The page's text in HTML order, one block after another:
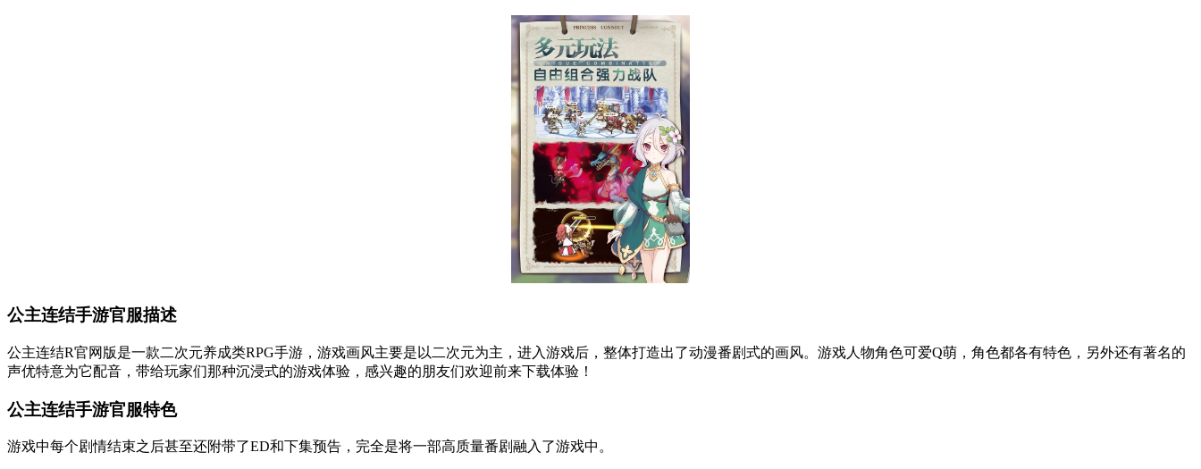
公主连结手游官服描述
公主连结R官网版是一款二次元养成类RPG手游，游戏画风主要是以二次元为主，进入游戏后，整体打造出了动漫番剧式的画风。游戏人物角色可爱Q萌，角色都各有特色，另外还有著名的
声优特意为它配音，带给玩家们那种沉浸式的游戏体验，感兴趣的朋友们欢迎前来下载体验！
公主连结手游官服特色
游戏中每个剧情结束之后甚至还附带了ED和下集预告，完全是将一部高质量番剧融入了游戏中。